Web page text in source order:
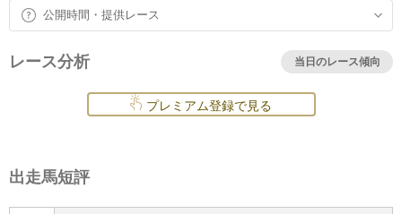
公開時間・提供レース
レース分析 当日のレース傾向
プレミアム登録で見る
出走馬短評